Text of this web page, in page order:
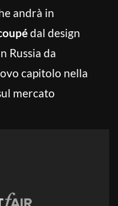
andrà in
dal design
Russia da
capitolo nella
mercato